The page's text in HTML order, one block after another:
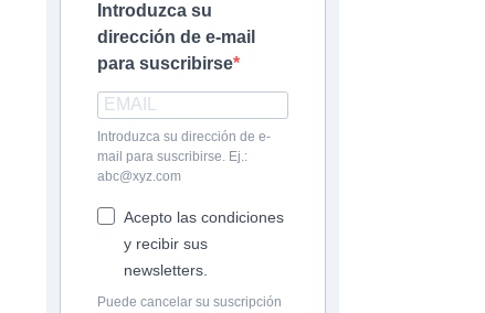
Introduzca su
dirección de e-mail
para suscribirse
Introduzca su dirección de e-
mail para suscribirse. Ej.:
abc@xyz.com
Acepto las condiciones
y recibir sus
newsletters.
Puede cancelar su suscripción